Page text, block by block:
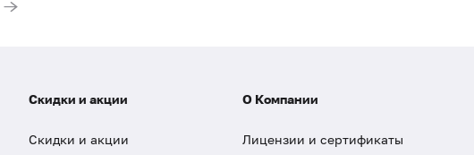
Скидки и акции
Скидки и акции
О Компании
Лицензии и сертификаты